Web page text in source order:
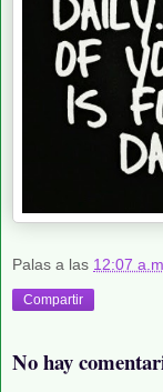
Palas a las 12:07
Compartir
No hay